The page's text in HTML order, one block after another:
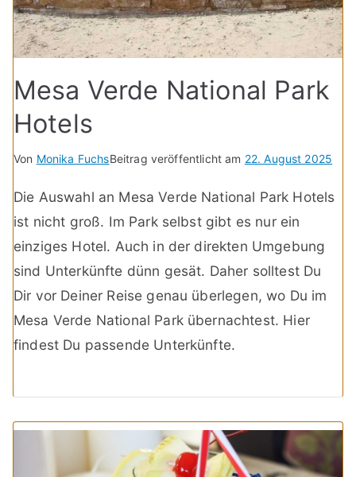
Mesa Verde National Park
Hotels
Von Monika FuchsBeitrag veröffentlicht am 22. August 2025
Die Auswahl an Mesa Verde National Park Hotels
ist nicht groß. Im Park selbst gibt es nur ein
einziges Hotel. Auch in der direkten Umgebung
sind Unterkünfte dünn gesät. Daher solltest Du
Dir vor Deiner Reise genau überlegen, wo Du im
Mesa Verde National Park übernachtest. Hier
findest Du passende Unterkünfte.